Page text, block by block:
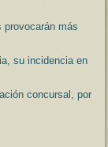
provocarán más
su incidencia en
concursal, por